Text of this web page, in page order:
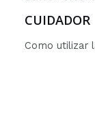
CUIDADOR
Como utilizar